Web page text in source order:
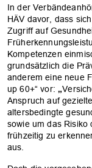
In der
HÄV davor, dass
Zugriff auf
Kompetenzen
grundsätzlich die
anderem eine neue
up 60+“ vor:„
Anspruch auf
altersbedingte
sowie um das Ri­siko
frühzeitig zu
aus.